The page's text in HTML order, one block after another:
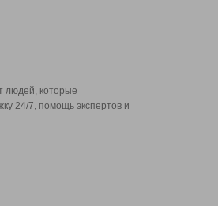
людей, которые
24/7, помощь экспертов и